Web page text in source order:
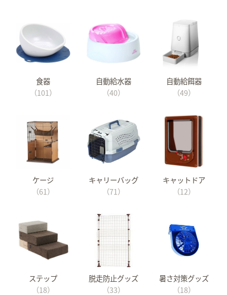
食器
（101）
自動給水器
（40）
自動給餌器
（49）
ケージ
（61）
キャリーバッグ
（71）
キャットドア
（12）
ステップ
（18）
脱走防止グッズ
（33）
暑さ対策グッズ
（18）